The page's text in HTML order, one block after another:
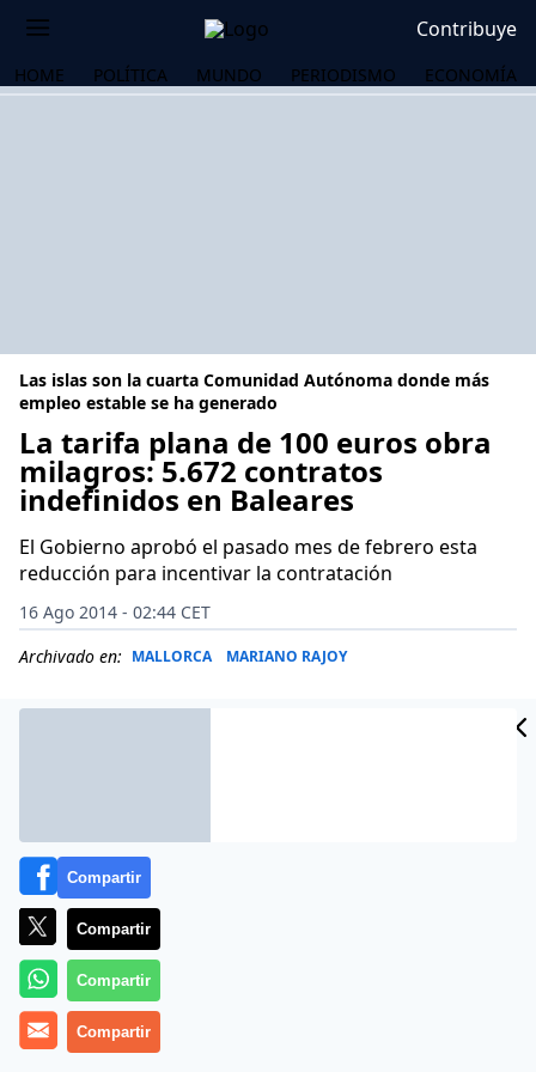
Contribuye
HOME POLÍTICA MUNDO PERIODISMO ECONOMÍA
Las islas son la cuarta Comunidad Autónoma donde más
empleo estable se ha generado
La tarifa plana de 100 euros obra
milagros: 5.672 contratos
indefinidos en Baleares
El Gobierno aprobó el pasado mes de febrero esta
reducción para incentivar la contratación
16 Ago 2014 - 02:44 CET
Archivado en: MALLORCA MARIANO RAJOY
La tarifa plana de 100 euros para la contratación de
Compartir
Compartir
Compartir
Compartir